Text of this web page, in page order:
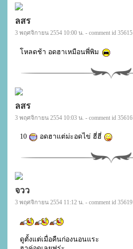
ลสร
3 พฤศจิกายน 2554 10:00 น. - comment id 35615
โหลดช้า อดฮาเหมือนพี่พิม
ลสร
3 พฤศจิกายน 2554 10:03 น. - comment id 35616
10 อดฮาแต่ม่ะอดไข่ ฮี่ฮี่
จวว
3 พฤศจิกายน 2554 11:12 น. - comment id 35619
ดูตั้งแต่เมื่อคืนก่องนอนแระ